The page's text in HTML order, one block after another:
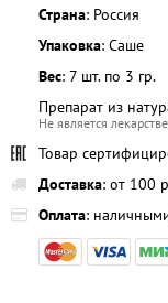
Страна: Россия
Упаковка: Саше
Вес: 7 шт. по 3 гр.
Препарат из
Не является
Товар
Доставка: от 100
Оплата: